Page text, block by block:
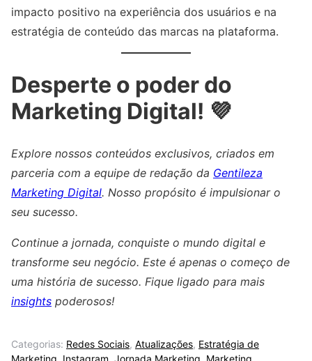
impacto positivo na experiência dos usuários e na
estratégia de conteúdo das marcas na plataforma.
Desperte o poder do
Marketing Digital! 💜
Explore nossos conteúdos exclusivos, criados em
parceria com a equipe de redação da Gentileza
Marketing Digital. Nosso propósito é impulsionar o
seu sucesso.
Continue a jornada, conquiste o mundo digital e
transforme seu negócio. Este é apenas o começo de
uma história de sucesso. Fique ligado para mais
insights poderosos!
Categorias: Redes Sociais, Atualizações, Estratégia de
Marketing Instagram Jornada Marketing Marketing